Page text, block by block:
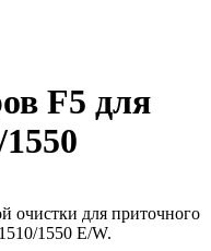
F5 для
очистки для приточного
1550 E/W.